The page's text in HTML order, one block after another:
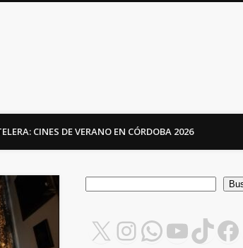
CINES DE VERANO EN CÓRDOBA 2026
X Instagram